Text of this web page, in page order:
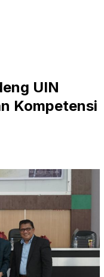
UIN
Kompetensi